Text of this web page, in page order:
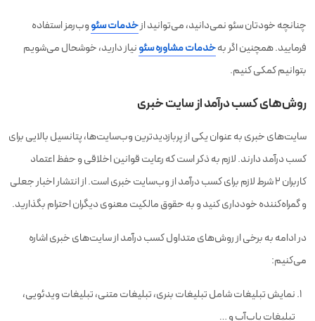
چنانچه خودتان سئو نمی‌دانید، می‌توانید ازخدمات سئووب‌رمز استفاده
فرمایید. همچنین اگر بهخدمات مشاوره سئونیاز دارید، خوشحال می‌شویم
بتوانیم کمکی کنیم.
روش‌های کسب درآمد از سایت خبری
سایت‌های خبری به عنوان یکی از پربازدیدترین وب‌سایت‌ها، پتانسیل بالایی برای
کسب درآمد دارند. لازم به ذکر است که رعایت قوانین اخلاقی و حفظ اعتماد
کاربران ۲ شرط لازم برای کسب درآمد از وب‌سایت خبری است. از انتشار اخبار جعلی
و گمراه‌کننده خودداری کنید و به حقوق مالکیت معنوی دیگران احترام بگذارید.
در ادامه به برخی از روش‌های متداول کسب درآمد از سایت‌های خبری اشاره
می‌کنیم:
نمایش تبلیغات شامل تبلیغات بنری، تبلیغات متنی، تبلیغات ویدئویی،
تبلیغات پاپ‌آپ و …